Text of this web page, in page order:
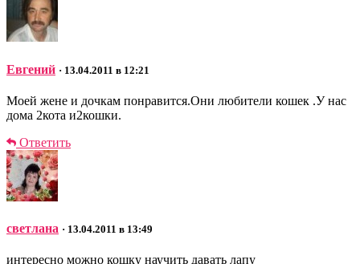
Евгений · 13.04.2011 в 12:21
Моей жене и дочкам понравится.Они любители кошек .У нас
дома 2кота и2кошки.
Ответить
светлана · 13.04.2011 в 13:49
интересно можно кошку научить давать лапу